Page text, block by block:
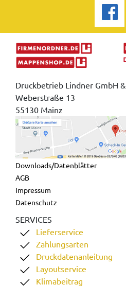
Druckbetrieb Lindner GmbH &
Weberstraße 13
55130 Mainz
Downloads/Datenblätter
AGB
Impressum
Datenschutz
SERVICES
Lieferservice
Zahlungsarten
Druckdatenanleitung
Layoutservice
Klimabeitrag